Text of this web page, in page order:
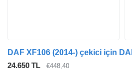
24.650 TL €448,40